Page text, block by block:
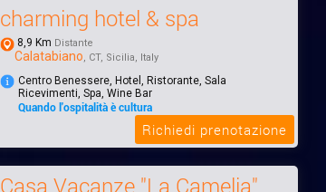
charming hotel & spa
8,9 Km Distante
Calatabiano, CT, Sicilia, Italy
Centro Benessere, Hotel, Ristorante, Sala
Ricevimenti, Spa, Wine Bar
Quando l'ospitalità è cultura
Il Castello di San Marco charming hotel & Spa,
immerso in un parco di 4 ettari, a soli 100 metri
dal...
Richiedi prenotazione
Casa Vacanze "La Camelia"